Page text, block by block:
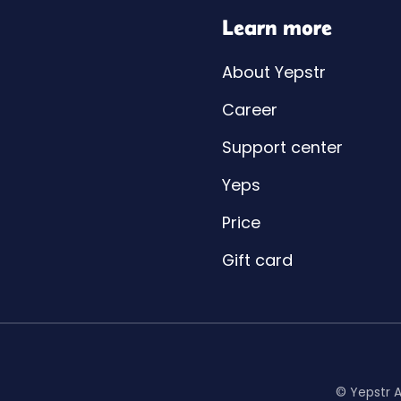
Learn more
About Yepstr
Career
Support center
Yeps
Price
Gift card
© Yepstr